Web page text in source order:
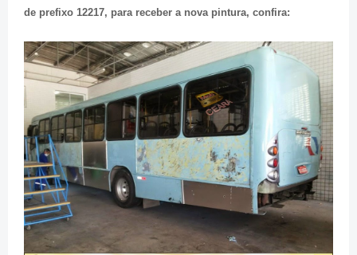
de prefixo 12217, para receber a nova pintura, confira: